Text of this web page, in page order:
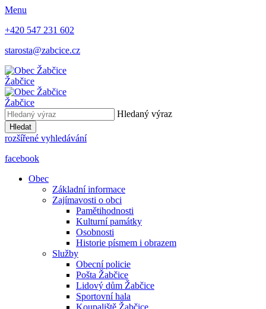
Menu
+420 547 231 602
starosta@zabcice.cz
Žabčice
Žabčice
Hledaný výraz
Hledat
rozšířené vyhledávání
facebook
Obec
Základní informace
Zajímavosti o obci
Pamětihodnosti
Kulturní památky
Osobnosti
Historie písmem i obrazem
Služby
Obecní policie
Pošta Žabčice
Lidový dům Žabčice
Sportovní hala
Koupaliště Žabčice